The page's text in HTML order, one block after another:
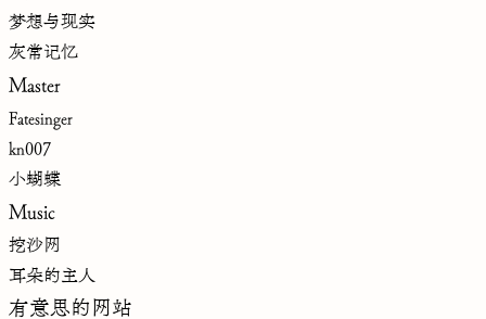
梦想与现实
灰常记忆
Master
Fatesinger
kn007
小蝴蝶
Music
挖沙网
耳朵的主人
有意思的网站